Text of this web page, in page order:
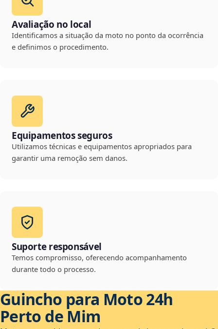
Avaliação no local
Identificamos a situação da moto no ponto da ocorrência
e definimos o procedimento.
Equipamentos seguros
Utilizamos técnicas e equipamentos apropriados para
garantir uma remoção sem danos.
Suporte responsável
Temos compromisso, oferecendo acompanhamento
durante todo o processo.
Guincho para Moto 24h
Perto de Mim